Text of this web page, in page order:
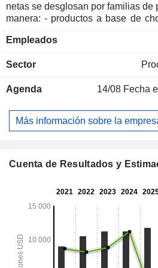
netas se desglosan por familias de
manera: - productos a base de chocolate y confitería (81,4
Brookside, barkTHINS, Cadbury,
marcas; - aperitivos (10,1 %): SkinnyPop, Pirate's Booty,
ventas netas (8,5 %)
centros de producción en Estados
Malasia. Estados Unidos representa el 87,2 % de las ventas
Empleados
Sector
Agenda 14/08 Fecha
Más información sobre la
Cuenta de Resultados y